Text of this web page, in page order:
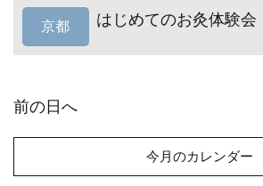
京都 はじめてのお灸体験会
前の日へ
今月のカレンダー